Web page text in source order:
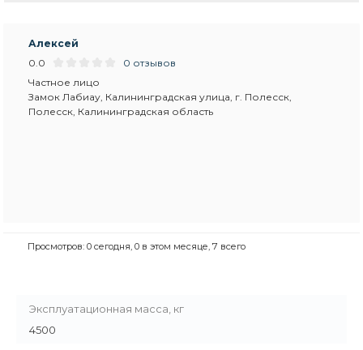
Алексей
0.0
0 отзывов
Частное лицо
Замок Лабиау, Калининградская улица, г. Полесск,
Полесск, Калининградская область
Просмотров: 0 сегодня, 0 в этом месяце, 7 всего
Эксплуатационная масса, кг
4500